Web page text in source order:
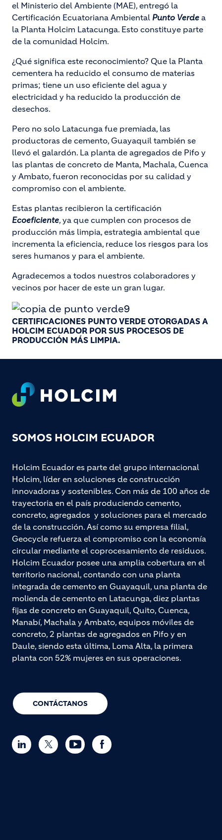
el Ministerio del Ambiente (MAE), entregó la
Certificación Ecuatoriana Ambiental Punto Verde a
la Planta Holcim Latacunga. Esto constituye parte
de la comunidad Holcim.
¿Qué significa este reconocimiento? Que la Planta
cementera ha reducido el consumo de materias
primas; tiene un uso eficiente del agua y
electricidad y ha reducido la producción de
desechos.
Pero no solo Latacunga fue premiada, las
productoras de cemento, Guayaquil también se
llevó el galardón. La planta de agregados de Pifo y
las plantas de concreto de Manta, Machala, Cuenca
y Ambato, fueron reconocidas por su calidad y
compromiso con el ambiente.
Estas plantas recibieron la certificación
Ecoeficiente, ya que cumplen con procesos de
producción más limpia, estrategia ambiental que
incrementa la eficiencia, reduce los riesgos para los
seres humanos y para el ambiente.
Agradecemos a todos nuestros colaboradores y
vecinos por hacer de este un gran lugar.
CERTIFICACIONES PUNTO VERDE OTORGADAS A
HOLCIM ECUADOR POR SUS PROCESOS DE
PRODUCCIÓN MÁS LIMPIA.
Footer
SOMOS HOLCIM ECUADOR
CONTÁCTANOS
Holcim Ecuador es parte del grupo internacional
Holcim, líder en soluciones de construcción
innovadoras y sostenibles. Con más de 100 años de
trayectoria en el país produciendo cemento,
concreto, agregados y soluciones para el mercado
de la construcción. Así como su empresa filial,
Geocycle refuerza el compromiso con la economía
circular mediante el coprocesamiento de residuos.
Holcim Ecuador posee una amplia cobertura en el
territorio nacional, contando con una planta
integrada de cemento en Guayaquil, una planta de
molienda de cemento en Latacunga, diez plantas
fijas de concreto en Guayaquil, Quito, Cuenca,
Manabí, Machala y Ambato, equipos móviles de
concreto, 2 plantas de agregados en Pifo y en
Daule, siendo esta última, Loma Alta, la primera
planta con 52% mujeres en sus operaciones.